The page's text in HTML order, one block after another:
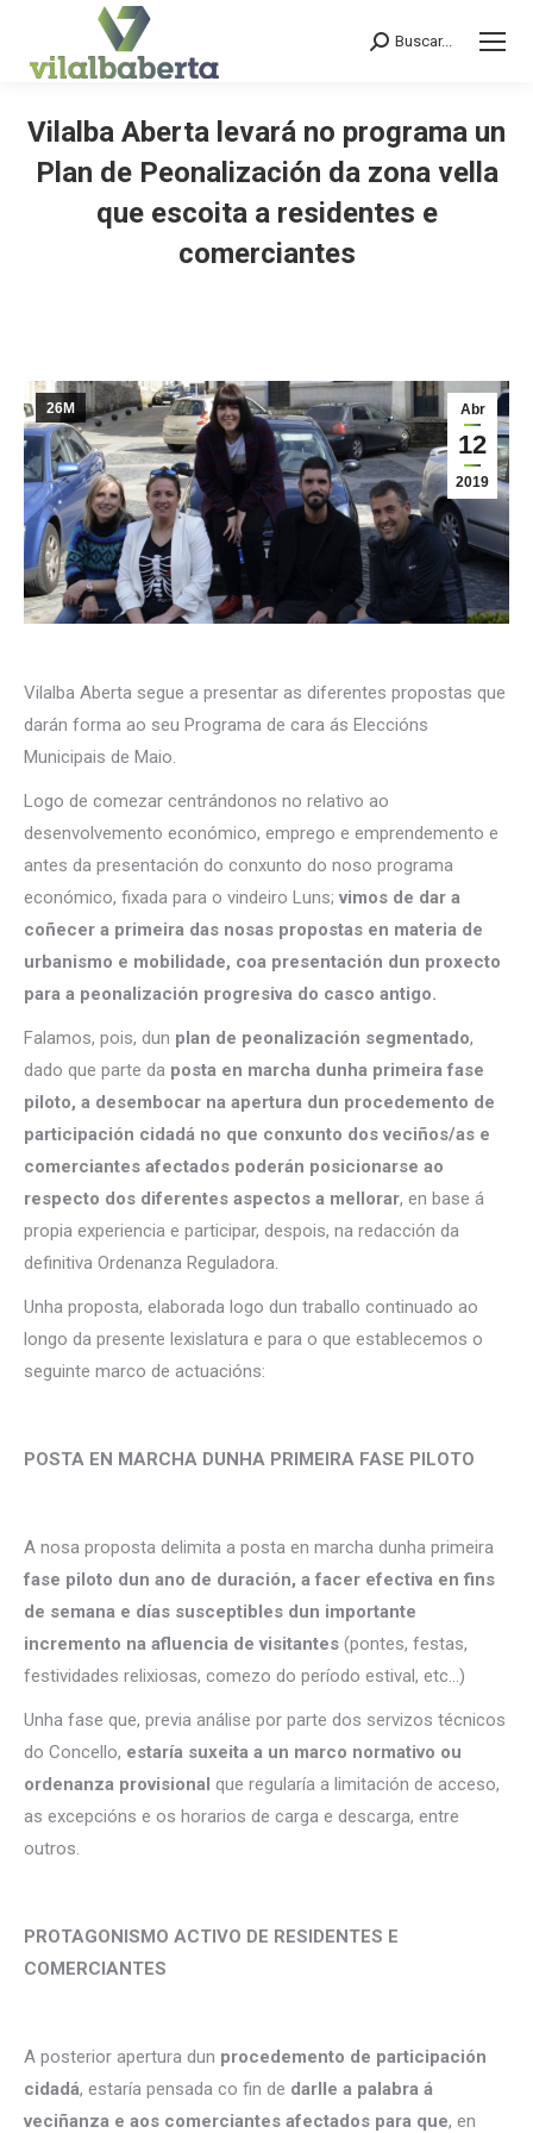
Search:
Buscar...
Vilalba Aberta levará no programa un
Plan de Peonalización da zona vella
que escoita a residentes e
comerciantes
Abr
12
2019
26M
Vilalba Aberta segue a presentar as diferentes propostas que
darán forma ao seu Programa de cara ás Eleccións
Municipais de Maio.
Logo de comezar centrándonos no relativo ao
desenvolvemento económico, emprego e emprendemento e
antes da presentación do conxunto do noso programa
económico, fixada para o vindeiro Luns; vimos de dar a
coñecer a primeira das nosas propostas en materia de
urbanismo e mobilidade, coa presentación dun proxecto
para a peonalización progresiva do casco antigo.
Falamos, pois, dun plan de peonalización segmentado,
dado que parte da posta en marcha dunha primeira fase
piloto, a desembocar na apertura dun procedemento de
participación cidadá no que conxunto dos veciños/as e
comerciantes afectados poderán posicionarse ao
respecto dos diferentes aspectos a mellorar, en base á
propia experiencia e participar, despois, na redacción da
definitiva Ordenanza Reguladora.
Unha proposta, elaborada logo dun traballo continuado ao
longo da presente lexislatura e para o que establecemos o
seguinte marco de actuacións:
POSTA EN MARCHA DUNHA PRIMEIRA FASE PILOTO
A nosa proposta delimita a posta en marcha dunha primeira
fase piloto dun ano de duración, a facer efectiva en fins
de semana e días susceptibles dun importante
incremento na afluencia de visitantes (pontes, festas,
festividades relixiosas, comezo do período estival, etc…)
Unha fase que, previa análise por parte dos servizos técnicos
do Concello, estaría suxeita a un marco normativo ou
ordenanza provisional que regularía a limitación de acceso,
as excepcións e os horarios de carga e descarga, entre
outros.
PROTAGONISMO ACTIVO DE RESIDENTES E
COMERCIANTES
A posterior apertura dun procedemento de participación
cidadá, estaría pensada co fin de darlle a palabra á
veciñanza e aos comerciantes afectados para que, en